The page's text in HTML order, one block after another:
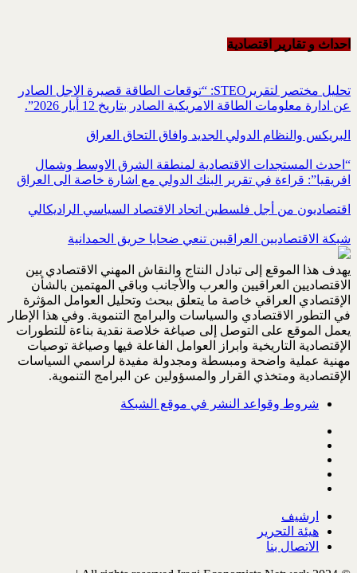
احداث و تقاریر اقتصادیة
تحليل مختصر لتقريرSTEO‏: “توقعات الطاقة قصيرة الاجل الصادر
عن ادارة معلومات الطاقة الامريكية ‏الصادر بتاريخ 12 أيار 2026”.‏
البريكس والنظام الدولي الجديد وافاق التحاق العراق
“احدث المستجدات الاقتصادية لمنطقة الشرق الاوسط وشمال
افريقيا”: قراءة في تقرير البنك الدولي مع اشارة خاصة الى العراق
اقتصاديون من أجل فلسطين اتحاد الاقتصاد السياسي الراديكالي
شبكة الاقتصاديين العراقيين تنعي ضحايا حريق الحمدانية
يهدف هذا الموقع إلى تبادل النتاج والنقاش المهني الاقتصادي بين
الاقتصاديين العراقيين والعرب والأجانب وباقي المهتمين بالشأن
الإقتصادي العراقي خاصة ما يتعلق ببحث وتحليل العوامل المؤثرة
في التطور الاقتصادي والسياسات والبرامج التنموية. وفي هذا الإطار
يعمل الموقع على التوصل إلى صياغة خلاصة نقدية بناءة للتطورات
الإقتصادية التاريخية وابراز العوامل الفاعلة فيها وصياغة توصيات
مهنية عملية واضحة ومبسطة ومجدولة مفيدة لراسمي السياسات
الإقتصادية ومتخذي القرار والمسؤولين عن البرامج التنموية.
شروط وقواعد النشر في موقع الشبكة
ارشيف
هيئة التحرير
الاتصال بنا